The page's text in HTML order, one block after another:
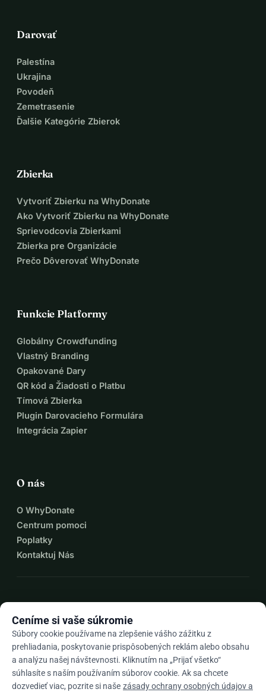
Darovať
Palestína
Ukrajina
Povodeň
Zemetrasenie
Ďalšie Kategórie Zbierok
Zbierka
Vytvoriť Zbierku na WhyDonate
Ako Vytvoriť Zbierku na WhyDonate
Sprievodcovia Zbierkami
Zbierka pre Organizácie
Prečo Dôverovať WhyDonate
Funkcie Platformy
Globálny Crowdfunding
Vlastný Branding
Opakované Dary
QR kód a Žiadosti o Platbu
Tímová Zbierka
Plugin Darovacieho Formulára
Integrácia Zapier
O nás
O WhyDonate
Centrum pomoci
Poplatky
Kontaktuj Nás
Skarrow_drop_down
Ceníme si vaše súkromie
Súbory cookie používame na zlepšenie vášho zážitku z
prehliadania, poskytovanie prispôsobených reklám alebo obsahu
a analýzu našej návštevnosti. Kliknutím na „Prijať všetko“
súhlasíte s naším používaním súborov cookie. Ak sa chcete
dozvedieť viac, pozrite si naše zásady ochrany osobných údajov a